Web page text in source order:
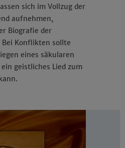
sich im Vollzug der
aufnehmen,
Biografie der
Konflikten sollte
eines säkularen
geistliches Lied zum